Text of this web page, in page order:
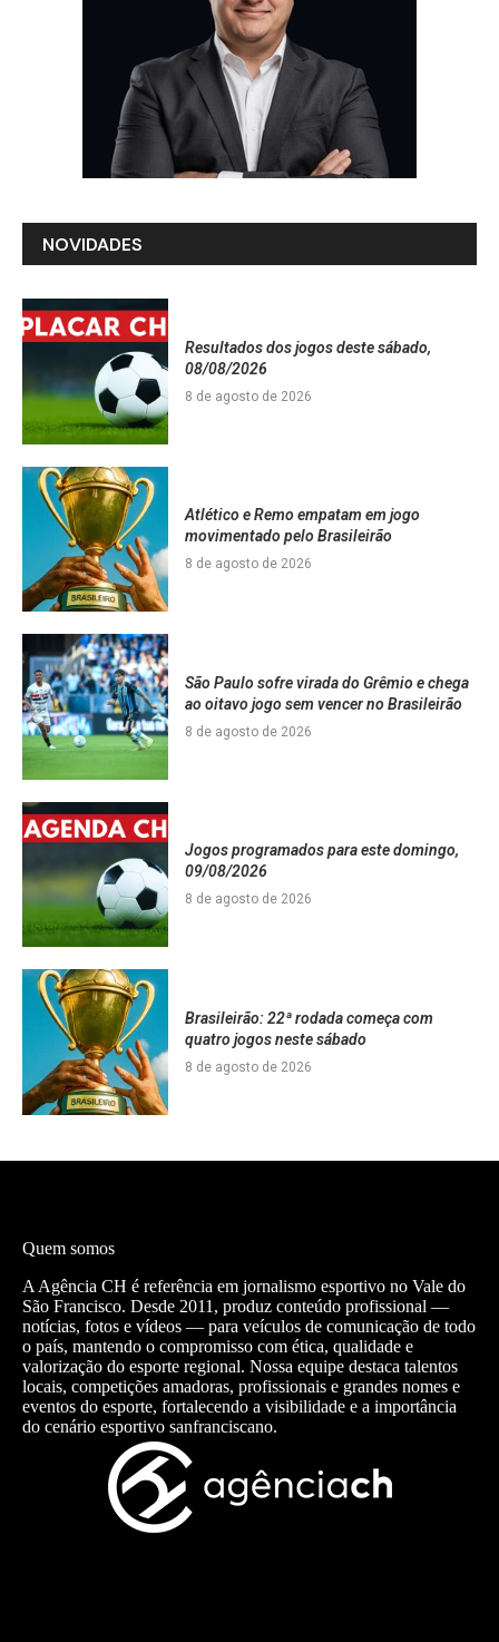
NOVIDADES
Resultados dos jogos deste sábado,
08/08/2026
8 de agosto de 2026
Atlético e Remo empatam em jogo
movimentado pelo Brasileirão
8 de agosto de 2026
São Paulo sofre virada do Grêmio e chega
ao oitavo jogo sem vencer no Brasileirão
8 de agosto de 2026
Jogos programados para este domingo,
09/08/2026
8 de agosto de 2026
Brasileirão: 22ª rodada começa com
quatro jogos neste sábado
8 de agosto de 2026
Quem somos
A Agência CH é referência em jornalismo esportivo no Vale do
São Francisco. Desde 2011, produz conteúdo profissional —
notícias, fotos e vídeos — para veículos de comunicação de todo
o país, mantendo o compromisso com ética, qualidade e
valorização do esporte regional. Nossa equipe destaca talentos
locais, competições amadoras, profissionais e grandes nomes e
eventos do esporte, fortalecendo a visibilidade e a importância
do cenário esportivo sanfranciscano.